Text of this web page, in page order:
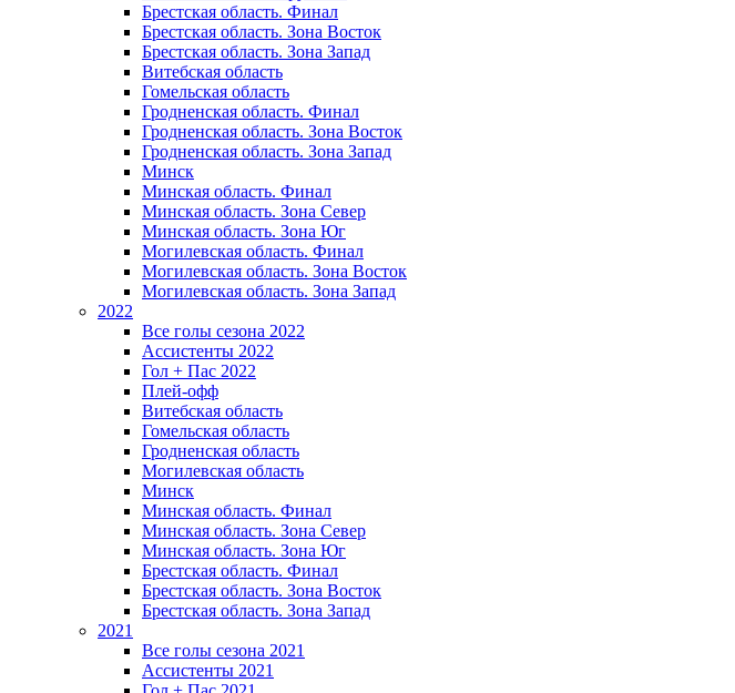
Брестская область. Финал
Брестская область. Зона Восток
Брестская область. Зона Запад
Витебская область
Гомельская область
Гродненская область. Финал
Гродненская область. Зона Восток
Гродненская область. Зона Запад
Минск
Минская область. Финал
Минская область. Зона Север
Минская область. Зона Юг
Могилевская область. Финал
Могилевская область. Зона Восток
Могилевская область. Зона Запад
2022
Все голы сезона 2022
Ассистенты 2022
Гол + Пас 2022
Плей-офф
Витебская область
Гомельская область
Гродненская область
Могилевская область
Минск
Mинская область. Финал
Минская область. Зона Север
Минская область. Зона Юг
Брестская область. Финал
Брестская область. Зона Восток
Брестская область. Зона Запад
2021
Все голы сезона 2021
Ассистенты 2021